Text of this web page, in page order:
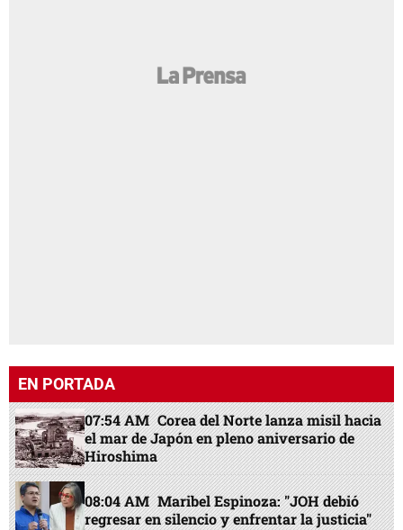
EN PORTADA
07:54 AM Corea del Norte lanza misil hacia
el mar de Japón en pleno aniversario de
Hiroshima
08:04 AM Maribel Espinoza: "JOH debió
regresar en silencio y enfrentar la justicia"